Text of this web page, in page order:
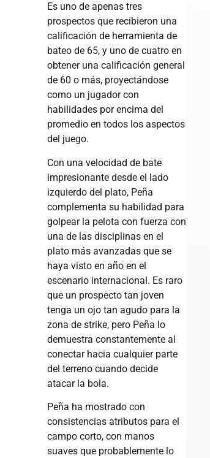
Es uno de apenas tres
prospectos que recibieron una
calificación de herramienta de
bateo de 65, y uno de cuatro en
obtener una calificación general
de 60 o más, proyectándose
como un jugador con
habilidades por encima del
promedio en todos los aspectos
del juego.
Con una velocidad de bate
impresionante desde el lado
izquierdo del plato, Peña
complementa su habilidad para
golpear la pelota con fuerza con
una de las disciplinas en el
plato más avanzadas que se
haya visto en año en el
escenario internacional. Es raro
que un prospecto tan joven
tenga un ojo tan agudo para la
zona de strike, pero Peña lo
demuestra constantemente al
conectar hacia cualquier parte
del terreno cuando decide
atacar la bola.
Peña ha mostrado con
consistencias atributos para el
campo corto, con manos
suaves que probablemente lo